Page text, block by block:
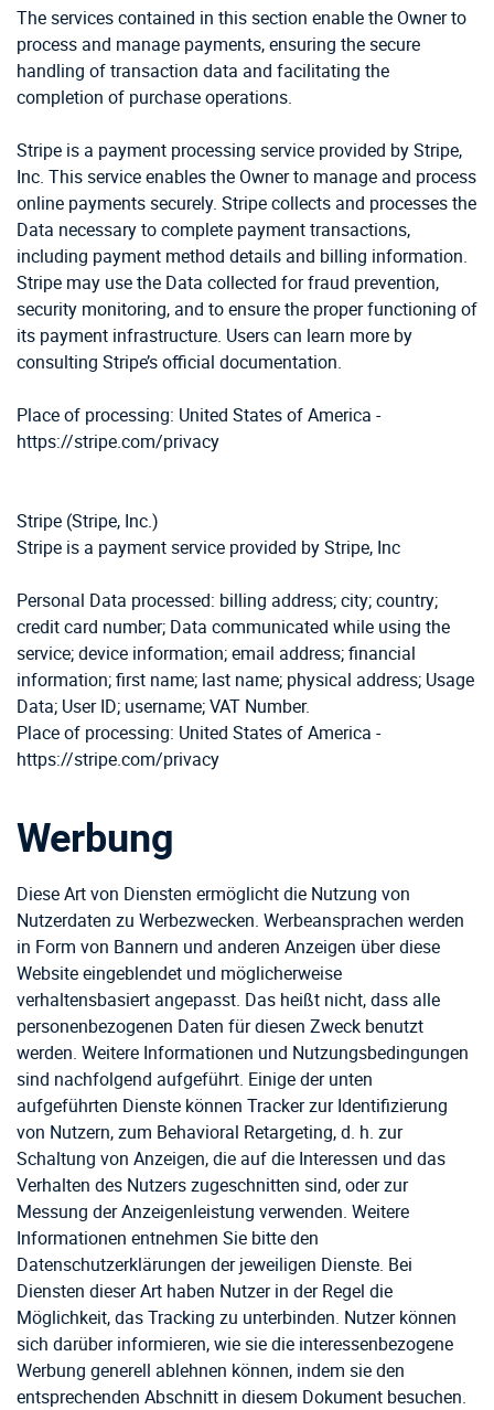
The services contained in this section enable the Owner to
process and manage payments, ensuring the secure
handling of transaction data and facilitating the
completion of purchase operations.
Stripe is a payment processing service provided by Stripe,
Inc. This service enables the Owner to manage and process
online payments securely. Stripe collects and processes the
Data necessary to complete payment transactions,
including payment method details and billing information.
Stripe may use the Data collected for fraud prevention,
security monitoring, and to ensure the proper functioning of
its payment infrastructure. Users can learn more by
consulting Stripe’s official documentation.
Place of processing: United States of America -
https://stripe.com/privacy
Stripe (Stripe, Inc.)
Stripe is a payment service provided by Stripe, Inc
Personal Data processed: billing address; city; country;
credit card number; Data communicated while using the
service; device information; email address; financial
information; first name; last name; physical address; Usage
Data; User ID; username; VAT Number.
Place of processing: United States of America -
https://stripe.com/privacy
Werbung
Diese Art von Diensten ermöglicht die Nutzung von
Nutzerdaten zu Werbezwecken. Werbeansprachen werden
in Form von Bannern und anderen Anzeigen über diese
Website eingeblendet und möglicherweise
verhaltensbasiert angepasst. Das heißt nicht, dass alle
personenbezogenen Daten für diesen Zweck benutzt
werden. Weitere Informationen und Nutzungsbedingungen
sind nachfolgend aufgeführt. Einige der unten
aufgeführten Dienste können Tracker zur Identifizierung
von Nutzern, zum Behavioral Retargeting, d. h. zur
Schaltung von Anzeigen, die auf die Interessen und das
Verhalten des Nutzers zugeschnitten sind, oder zur
Messung der Anzeigenleistung verwenden. Weitere
Informationen entnehmen Sie bitte den
Datenschutzerklärungen der jeweiligen Dienste. Bei
Diensten dieser Art haben Nutzer in der Regel die
Möglichkeit, das Tracking zu unterbinden. Nutzer können
sich darüber informieren, wie sie die interessenbezogene
Werbung generell ablehnen können, indem sie den
entsprechenden Abschnitt in diesem Dokument besuchen.